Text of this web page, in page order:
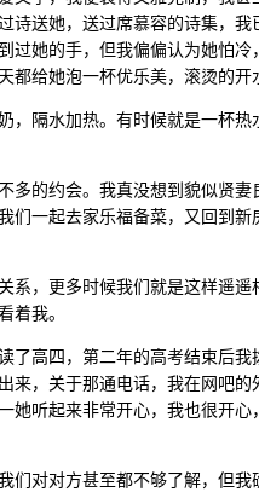
诗送她，送过席慕容的诗集，
过她的手，但我偏偏认为她怕
给她泡一杯优乐美，滚烫的开
，隔水加热。有时候就是一杯
多的约会。我真没想到貌似贤
们一起去家乐福备菜，又回到
系，更多时候我们就是这样遥
着我。
了高四，第二年的高考结束后
来，关于那通电话，我在网吧
她听起来非常开心，我也很开
对对方甚至都不够了解，但我